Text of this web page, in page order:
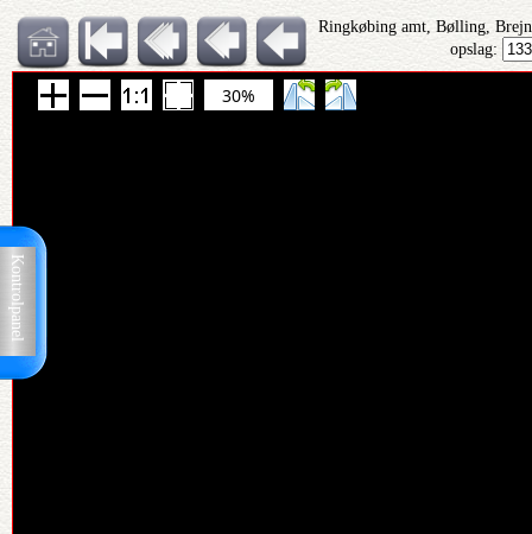
Kontrolpanel
Ringkøbing amt, Bølling,
opslag:
30%